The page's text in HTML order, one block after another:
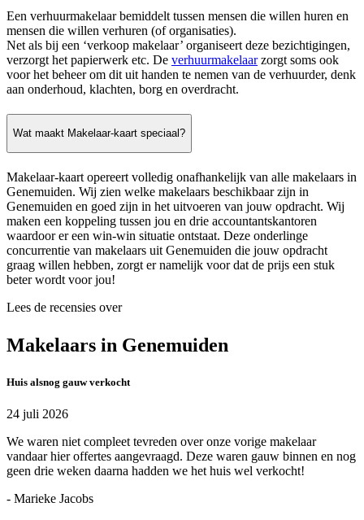
Een verhuurmakelaar bemiddelt tussen mensen die willen huren en
mensen die willen verhuren (of organisaties).
Net als bij een ‘verkoop makelaar’ organiseert deze bezichtigingen,
verzorgt het papierwerk etc. De verhuurmakelaarzorgt soms ook
voor het beheer om dit uit handen te nemen van de verhuurder, denk
aan onderhoud, klachten, borg en overdracht.
Wat maakt Makelaar-kaart speciaal?
Makelaar-kaart opereert volledig onafhankelijk van alle makelaars in
Genemuiden. Wij zien welke makelaars beschikbaar zijn in
Genemuiden en goed zijn in het uitvoeren van jouw opdracht. Wij
maken een koppeling tussen jou en drie accountantskantoren
waardoor er een win-win situatie ontstaat. Deze onderlinge
concurrentie van makelaars uit Genemuiden die jouw opdracht
graag willen hebben, zorgt er namelijk voor dat de prijs een stuk
beter wordt voor jou!
Lees de recensies over
Makelaars in Genemuiden
Huis alsnog gauw verkocht
24 juli 2026
We waren niet compleet tevreden over onze vorige makelaar
vandaar hier offertes aangevraagd. Deze waren gauw binnen en nog
geen drie weken daarna hadden we het huis wel verkocht!
- Marieke Jacobs